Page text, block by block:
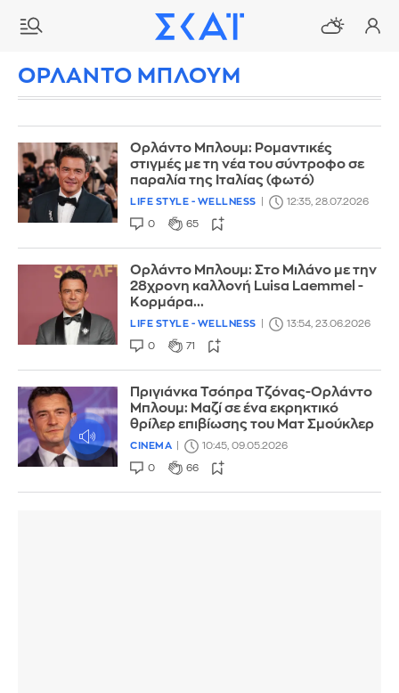
ΟΡΛΑΝΤΟ ΜΠΛΟΥΜ
Ορλάντο Μπλουμ: Ρομαντικές
στιγμές με τη νέα του σύντροφο σε
παραλία της Ιταλίας (φωτό)
LIFE STYLE - WELLNESS 12:35, 28.07.2026
0 65
Ορλάντο Μπλουμ: Στο Μιλάνο με την
28χρονη καλλονή Luisa Laemmel -
Κορμάρα...
LIFE STYLE - WELLNESS 13:54, 23.06.2026
0 71
Πριγιάνκα Τσόπρα Τζόνας-Ορλάντο
Μπλουμ: Μαζί σε ένα εκρηκτικό
θρίλερ επιβίωσης του Ματ Σμούκλερ
CINEMA 10:45, 09.05.2026
0 66